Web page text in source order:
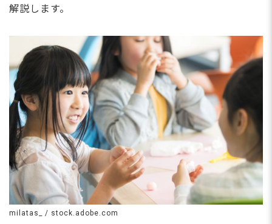
解説します。
milatas_ / stock.adobe.com